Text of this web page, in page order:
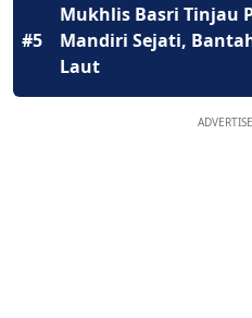
#5
Mukhlis Basri Tinjau
Mandiri Sejati,
Laut